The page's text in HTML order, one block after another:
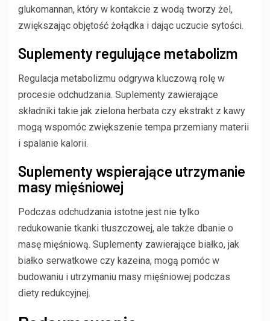
glukomannan, który w kontakcie z wodą tworzy żel,
zwiększając objętość żołądka i dając uczucie sytości.
Suplementy regulujące metabolizm
Regulacja metabolizmu odgrywa kluczową rolę w
procesie odchudzania. Suplementy zawierające
składniki takie jak zielona herbata czy ekstrakt z kawy
mogą wspomóc zwiększenie tempa przemiany materii
i spalanie kalorii.
Suplementy wspierające utrzymanie
masy mięśniowej
Podczas odchudzania istotne jest nie tylko
redukowanie tkanki tłuszczowej, ale także dbanie o
masę mięśniową. Suplementy zawierające białko, jak
białko serwatkowe czy kazeina, mogą pomóc w
budowaniu i utrzymaniu masy mięśniowej podczas
diety redukcyjnej.